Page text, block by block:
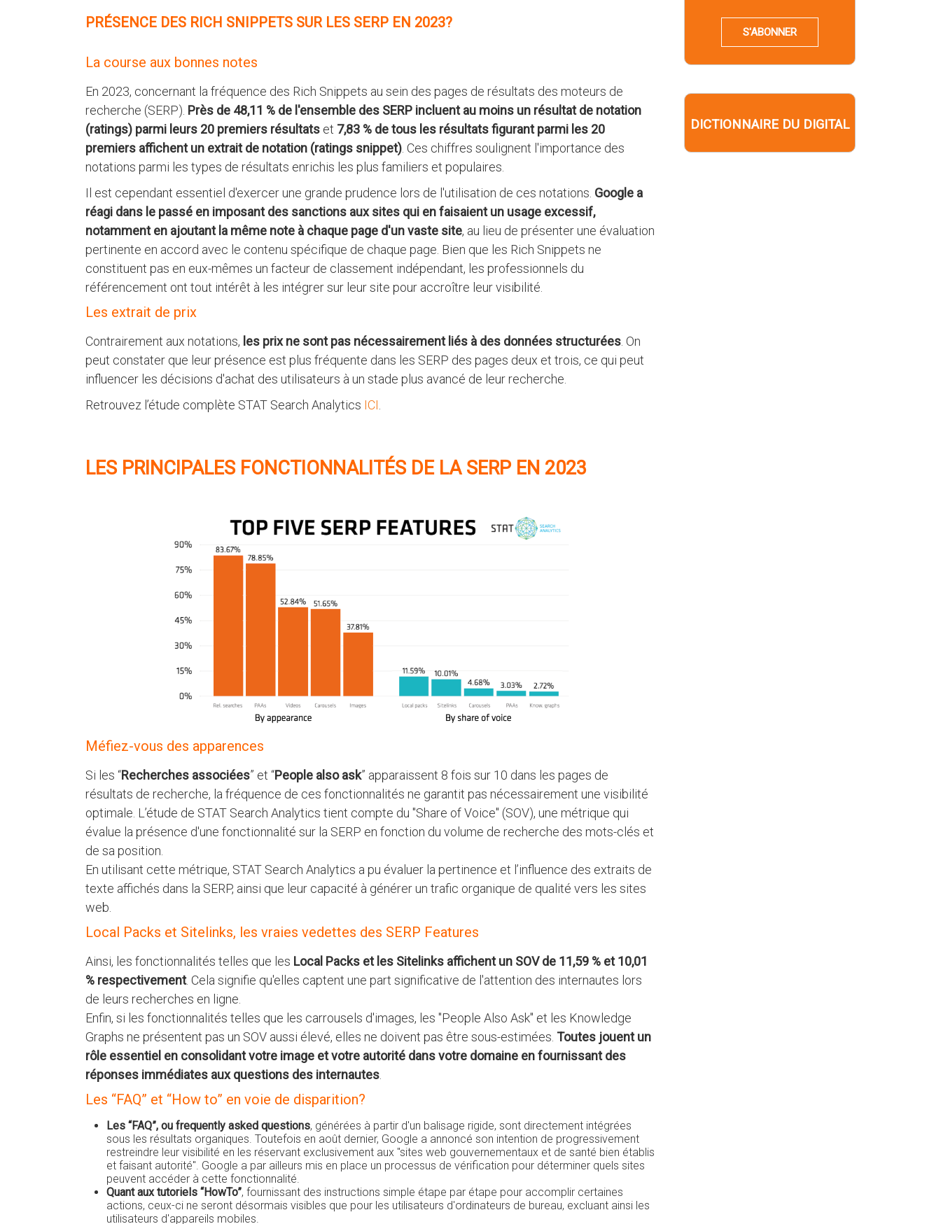
PRÉSENCE DES RICH SNIPPETS SUR LES SERP EN 2023?
La course aux bonnes notes
En 2023, concernant la fréquence des Rich Snippets au sein des pages de résultats des moteurs de
recherche (SERP). Près de 48,11 % de l'ensemble des SERP incluent au moins un résultat de notation
(ratings) parmi leurs 20 premiers résultats et 7,83 % de tous les résultats figurant parmi les 20
premiers affichent un extrait de notation (ratings snippet) . Ces chiffres soulignent l'importance des
notations parmi les types de résultats enrichis les plus familiers et populaires.
Il est cependant essentiel d'exercer une grande prudence lors de l'utilisation de ces notations. Google a
réagi dans le passé en imposant des sanctions aux sites qui en faisaient un usage excessif,
notamment en ajoutant la même note à chaque page d'un vaste site, au lieu de présenter une évaluation
pertinente en accord avec le contenu spécifique de chaque page. Bien que les Rich Snippets ne
constituent pas en eux-mêmes un facteur de classement indépendant, les professionnels du
référencement ont tout intérêt à les intégrer sur leur site pour accroître leur visibilité.
Les extrait de prix
Contrairement aux notations, les prix ne sont pas nécessairement liés à des données structurées . On
peut constater que leur présence est plus fréquente dans les SERP des pages deux et trois, ce qui peut
influencer les décisions d'achat des utilisateurs à un stade plus avancé de leur recherche.
Retrouvez l’étude complète STAT Search Analytics ICI
LES PRINCIPALES FONCTIONNALITÉS DE LA SERP EN 2023
Méfiez-vous des apparences
Si les “Recherches associées” et “People also ask” apparaissent 8 fois sur 10 dans les pages de
résultats de recherche, la fréquence de ces fonctionnalités ne garantit pas nécessairement une visibilité
optimale. L’étude de STAT Search Analytics tient compte du "Share of Voice" (SOV), une métrique qui
évalue la présence d'une fonctionnalité sur la SERP en fonction du volume de recherche des mots-clés et
de sa position.
En utilisant cette métrique, STAT Search Analytics a pu évaluer la pertinence et l’influence des extraits de
texte affichés dans la SERP, ainsi que leur capacité à générer un trafic organique de qualité vers les sites
web.
Local Packs et Sitelinks, les vraies vedettes des SERP Features
Ainsi, les fonctionnalités telles que les Local Packs et les Sitelinks affichent un SOV de 11,59 % et 10,01
% respectivement. Cela signifie qu'elles captent une part significative de l'attention des internautes lors
de leurs recherches en ligne.
Enfin, si les fonctionnalités telles que les carrousels d'images, les "People Also Ask" et les Knowledge
Graphs ne présentent pas un SOV aussi élevé, elles ne doivent pas être sous-estimées. Toutes jouent un
rôle essentiel en consolidant votre image et votre autorité dans votre domaine en fournissant des
réponses immédiates aux questions des internautes
Les “FAQ” et “How to” en voie de disparition?
Les “FAQ”, ou frequently asked questions, générées à partir d'un balisage rigide, sont directement intégrées
sous les résultats organiques. Toutefois en août dernier, Google a annoncé son intention de progressivement
restreindre leur visibilité en les réservant exclusivement aux "sites web gouvernementaux et de santé bien établis
et faisant autorité". Google a par ailleurs mis en place un processus de vérification pour déterminer quels sites
peuvent accéder à cette fonctionnalité.
Quant aux tutoriels “HowTo”, fournissant des instructions simple étape par étape pour accomplir certaines
actions, ceux-ci ne seront désormais visibles que pour les utilisateurs d'ordinateurs de bureau, excluant ainsi les
utilisateurs d'appareils mobiles.
S'ABONNER
DICTIONNAIRE DU DIGITAL